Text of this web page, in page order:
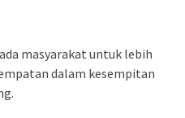
masyarakat untuk lebih
dalam kesempitan